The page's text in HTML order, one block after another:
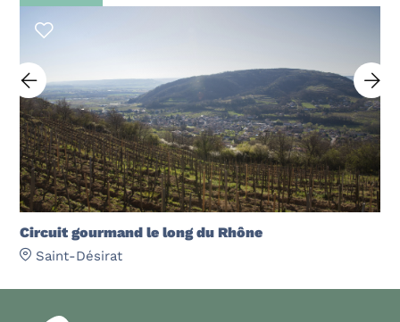
Circuit gourmand le long du Rhône
Saint-Désirat